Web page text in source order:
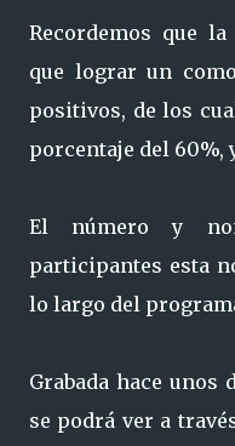
Recordemos que
que lograr un
positivos, de los
porcentaje del 60%,
El número y
participantes esta
lo largo del
Grabada hace unos
se podrá ver a